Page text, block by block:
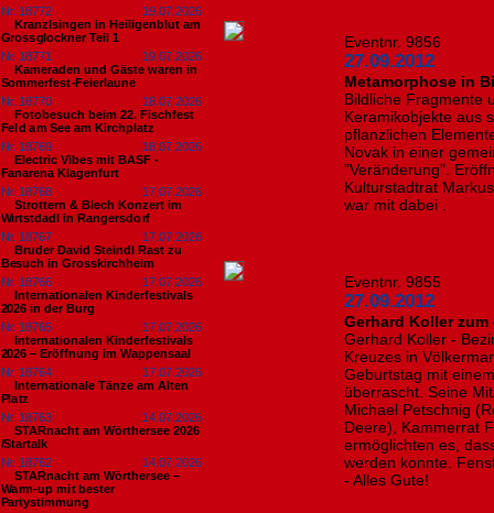
Nr. 18772
19.07.2026
Kranzlsingen in Heiligenblut am
Grossglockner Teil 1
Nr. 18771
19.07.2026
Kameraden und Gäste waren in
Sommerfest-Feierlaune
Nr. 18770
18.07.2026
Fotobesuch beim 22. Fischfest
Feld am See am Kirchplatz
Nr. 18769
18.07.2026
Electric Vibes mit BASF -
Fanarena Klagenfurt
Nr. 18768
17.07.2026
Strottern & Blech Konzert im
Wirtstdadl in Rangersdorf
Nr. 18767
17.07.2026
Bruder David Steindl Rast zu
Besuch in Grosskirchheim
Nr. 18766
17.07.2026
Internationalen Kinderfestivals
2026 in der Burg
Nr. 18765
17.07.2026
Internationalen Kinderfestivals
2026 – Eröffnung im Wappensaal
Nr. 18764
17.07.2026
Internationale Tänze am Alten
Platz
Nr. 18763
14.07.2026
STARnacht am Wörthersee 2026
/Startalk
Nr. 18762
14.07.2026
STARnacht am Wörthersee –
Warm-up mit bester
Partystimmung
Eventnr. 9856
27.09.2012
Metamorphose in
Bildliche Fragmente
Keramikobjekte aus
pflanzlichen
Novak in einer
"Veränderung".
Kulturstadtrat
war mit dabei .
Eventnr. 9855
27.09.2012
Gerhard Koller
Gerhard Koller -
Kreuzes in
Geburtstag mit
überrascht. Seine
Michael Petschnig
Deere), Kammerrat
ermöglichten es,
werden konnte.
- Alles Gute!